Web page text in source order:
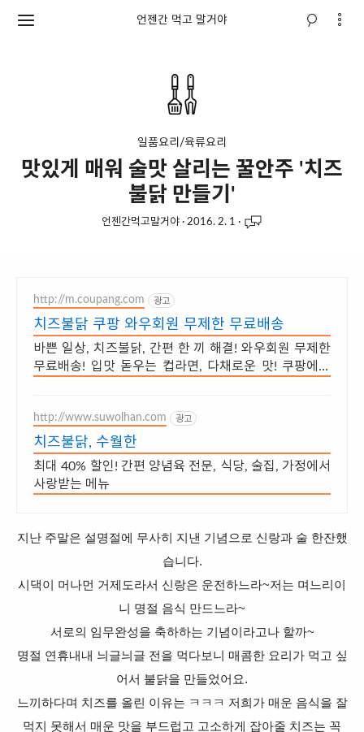
언젠간 먹고 말거야
일품요리/육류요리
맛있게 매워 술맛 살리는 꿀안주 '치즈
불닭 만들기'
언젠간먹고말거야· 2016. 2. 1 ·
http://m.coupang.com 광고
치즈불닭 쿠팡 와우회원 무제한 무료배송
바쁜 일상, 치즈불닭, 간편 한 끼 해결! 와우회원 무제한
무료배송! 입맛 돋우는 컵라면, 다채로운 맛! 쿠팡에서
http://www.suwolhan.com 광고
치즈불닭, 수월한
최대 40% 할인! 간편 양념육 전문, 식당, 술집, 가정에서
사랑받는 메뉴
지난 주말은 설명절에 무사히 지낸 기념으로 신랑과 술 한잔했
습니다.
시댁이 머나먼 거제도라서 신랑은 운전하느라~저는 며느리이
니 명절 음식 만드느라~
서로의 임무완성을 축하하는 기념이라고나 할까~
명절 연휴내내 늬글늬글 전을 먹다보니 매콤한 요리가 먹고 싶
어서 불닭을 만들었어요.
느끼하다며 치즈를 올린 이유는 ㅋㅋㅋ 저희가 매운 음식을 잘
먹지 못해서 매운 맛을 부드럽고 고소하게 잡아줄 치즈는 꼭